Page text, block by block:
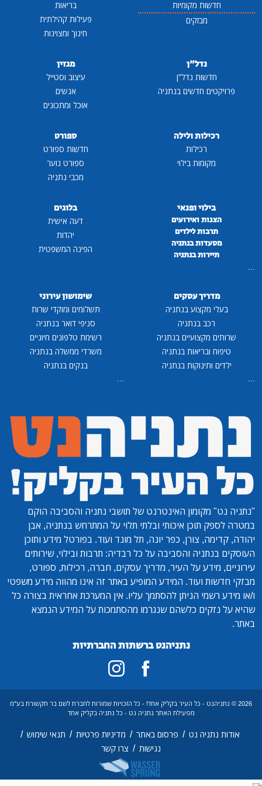
חדשות מקומיות
מבזקים
בריאות
פעילות קהילתית
חינוך ומצוינות
נדל"ן
חדשות נדל"ן
פרויקטים חדשים בנתניה
מגזין
עיצוב וסטייל
אנשים
אוכל ומתכונים
רכילות ולילה
רכילות
מקומות בילוי
ספורט
חדשות ספורט
ספורט נוער
מכבי נתניה
בילוי ופנאי
הצגות ואירועים
תרבות לילדים
מסעדות בנתניה
תיירות בנתניה
...
בלוגים
דעה אישית
יהדות
הפינה המשפטית
מדריך עסקים
בעלי מקצוע בנתניה
רכב בנתניה
שרותים מקצועיים בנתניה
טיפוח ובריאות בנתניה
ילדים ותינוקות בנתניה
...
שימושון עירוני
תשלומים ומוקדי שרות
סניפי דואר בנתניה
רשימת טלפונים חיוניים
משרדי ממשלה בנתניה
בנקים בנתניה
...
"נתניה נט" מקומון האינטרנט של תושבי נתניה והסביבה הוקם
במטרה לספק תוכן איכותי ובלתי תלוי על המתרחש בנתניה, אבן
יהודה, קדימה, צורן, כפר יונה, תל מונד ועוד. בפורטל מידע ותוכן
העוסקים בנתניה והסביבה על כל רבדיה: תרבות ובילוי, שירותים
עירוניים, מידע על העיר, מדריך עסקים, חברה, רכילות, ספורט,
מבזקי חדשות ועוד. המידע המופיע באתר זה אינו מהווה מידע משפטי
ו/או מידע רשמי הניתן להסתמך עליו. אין המערכת אחראית בצורה כל
שהיא על נזקים כלשהם שנגרמו מהסתמכות על המידע הנמצא
באתר.
נתניהנט ברשתות החברתיות
2026 © נתניהנט - כל העיר בקליק אחד! - כל הזכויות שמורות לחברת לשם בר תקשורת בע"מ
מפעילת האתר נתניה נט - כל נתניה בקליק אחד
אודות נתניה נט / פרסום באתר / מדיניות פרטיות / תנאי שימוש /
נגישות / צרו קשר